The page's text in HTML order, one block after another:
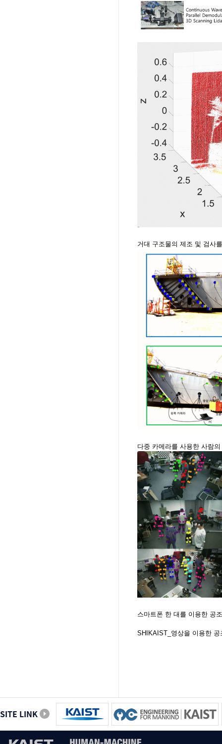
거대 구조물의 제조 및 검사
다중 카메라를 사용한 사람
스마트폰 한 대를 이용한 공
SHIKAIST_영상을 이용한
SITE LINK